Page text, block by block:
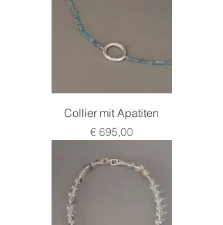
Collier mit Apatiten
Preis
€ 695,00